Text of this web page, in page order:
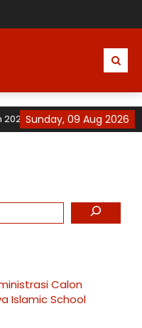
Sunday, 09 Aug 2026
untuk TK, SD dan
Calon
Islamic School